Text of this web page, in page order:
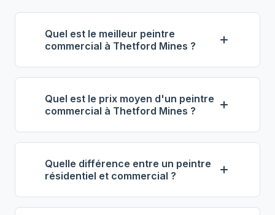
Quel est le meilleur peintre
commercial à Thetford Mines ?
Selon notre classement,Groupe
Nadeau — Commercial
(propriétaire :
Denis Nadeau) se distingue comme le
Thetford Mines. Note : 4.6/5 (60 avis),
11 ans d'expérience, équipe de 23
employés.
Quel est le prix moyen d'un peintre
commercial à Thetford Mines ?
À Thetford Mines, les entrepreneurs
en peinture commerciale facturent
entre60 $ et 90 $ de l'heure
. Pour 1
L'époxy de plancher coûte entre 4 $ et
Quelle différence entre un peintre
résidentiel et commercial ?
La peinture commerciale implique des